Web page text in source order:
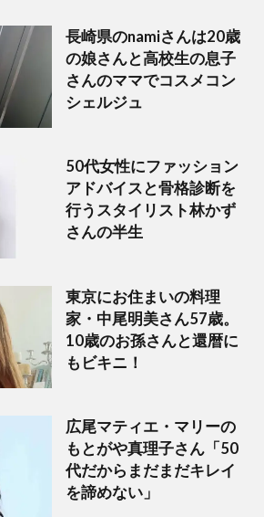
長崎県のnamiさんは20歳
の娘さんと高校生の息子
さんのママでコスメコン
シェルジュ
50代女性にファッション
アドバイスと骨格診断を
行うスタイリスト林かず
さんの半生
東京にお住まいの料理
家・中尾明美さん57歳。
10歳のお孫さんと還暦に
もビキニ！
広尾マティエ・マリーの
もとがや真理子さん「50
代だからまだまだキレイ
を諦めない」